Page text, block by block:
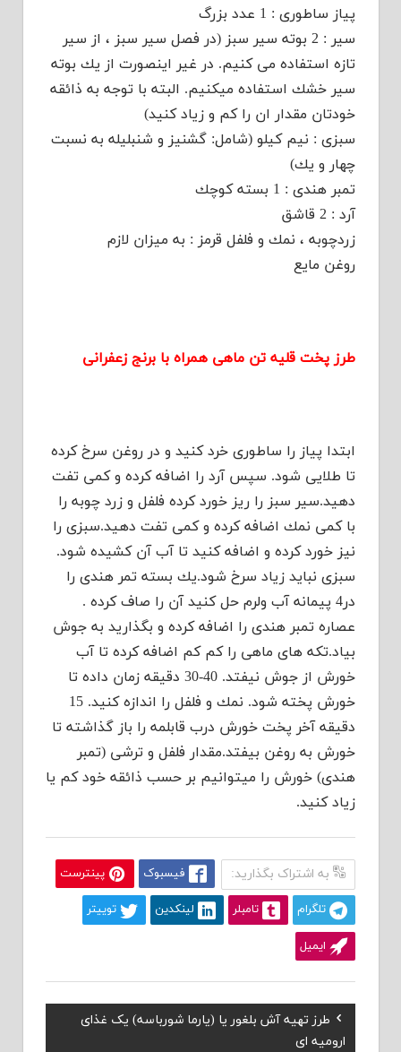
پیاز ساطوری : 1 عدد بزرگ
سیر : 2 بوته سیر سبز (در فصل سیر سبز ، از سیر
تازه استفاده می كنیم. در غیر اینصورت از یك بوته
سیر خشك استفاده میكنیم. البته با توجه به ذائقه
خودتان مقدار ان را كم و زیاد كنید)
سبزی : نیم كیلو (شامل: گشنیز و شنبلیله به نسبت
چهار و یك)
تمبر هندی : 1 بسته كوچك
آرد : 2 قاشق
زردچوبه ، نمك و فلفل قرمز : به میزان لازم
روغن مایع
طرز پخت قلیه تن ماهی همراه با برنج زعفرانی
ابتدا پیاز را ساطوری خرد كنید و در روغن سرخ كرده
تا طلایی شود. سپس آرد را اضافه كرده و كمی تفت
دهید.سیر سبز را ریز خورد كرده فلفل و زرد چوبه را
با كمی نمك اضافه كرده و كمی تفت دهید.سبزی را
نیز خورد كرده و اضافه كنید تا آب آن کشیده شود.
سبزی نباید زیاد سرخ شود.یك بسته تمر هندی را
در4 پیمانه آب ولرم حل كنید آن را صاف كرده .
عصاره تمبر هندی را اضافه كرده و بگذارید به جوش
بیاد.تكه های ماهی را كم كم اضافه كرده تا آب
خورش از جوش نیفتد. 40-30 دقیقه زمان داده تا
خورش پخته شود. نمك و فلفل را اندازه كنید. 15
دقیقه آخر پخت خورش درب قابلمه را باز گذاشته تا
خورش به روغن بیفتد.مقدار فلفل و ترشی (تمبر
هندی) خورش را میتوانیم بر حسب ذائقه خود كم یا
زیاد كنید.
به اشتراک بگذارید: فیسبوک پینترست
تلگرام تامبلر لینکدین توییتر
ایمیل
راهبری
Previous
Post:
طرز تهیه آش بلغور یا (یارما شورباسه) یک غذای
ارومیه ای